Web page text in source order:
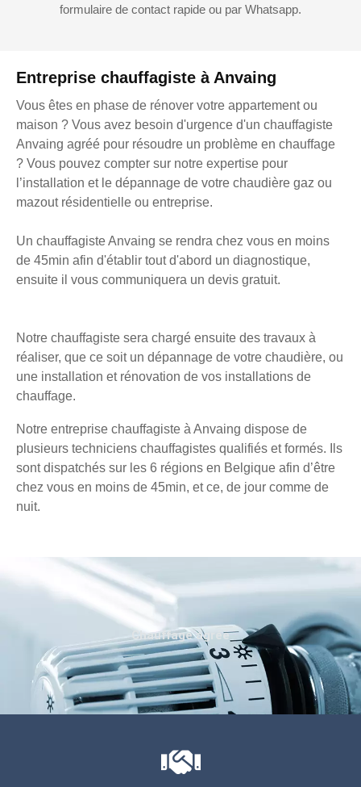
Entreprise chauffagiste à Anvaing
Vous êtes en phase de rénover votre appartement ou
maison ? Vous avez besoin d'urgence d'un chauffagiste
Anvaing agréé pour résoudre un problème en chauffage
? Vous pouvez compter sur notre expertise pour
l’installation et le dépannage de votre chaudière gaz ou
mazout résidentielle ou entreprise.
Un chauffagiste Anvaing se rendra chez vous en moins
de 45min afin d'établir tout d'abord un diagnostique,
ensuite il vous communiquera un devis gratuit.
Notre chauffagiste sera chargé ensuite des travaux à
réaliser, que ce soit un dépannage de votre chaudière, ou
une installation et rénovation de vos installations de
chauffage.
Notre entreprise chauffagiste à Anvaing dispose de
plusieurs techniciens chauffagistes qualifiés et formés. Ils
sont dispatchés sur les 6 régions en Belgique afin d’être
chez vous en moins de 45min, et ce, de jour comme de
nuit.
formulaire de contact rapide ou par Whatsapp.
Chauffage agréé